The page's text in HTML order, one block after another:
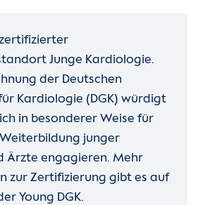
zertifizierter
Junge Kardiologie.
der Deutschen
Kardiologie (DGK) würdigt
in besonderer Weise für
junger
Ärzte engagieren. Mehr
zur Zertifizierung gibt es auf
Young DGK.